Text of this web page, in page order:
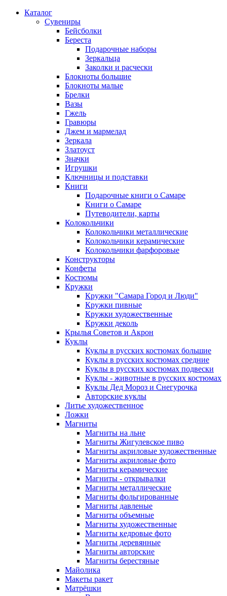
Каталог
Сувениры
Бейсболки
Береста
Подарочные наборы
Зеркальца
Заколки и расчески
Блокноты большие
Блокноты малые
Брелки
Вазы
Гжель
Гравюры
Джем и мармелад
Зеркала
Златоуст
Значки
Игрушки
Ключницы и подставки
Книги
Подарочные книги о Самаре
Книги о Самаре
Путеводители, карты
Колокольчики
Колокольчики металлические
Колокольчики керамические
Колокольчики фарфоровые
Конструкторы
Конфеты
Костюмы
Кружки
Кружки "Самара Город и Люди"
Кружки пивные
Кружки художественные
Кружки деколь
Крылья Советов и Акрон
Куклы
Куклы в русских костюмах большие
Куклы в русских костюмах средние
Куклы в русских костюмах подвески
Куклы - животные в русских костюмах
Куклы Дед Мороз и Снегурочка
Авторские куклы
Литье художественное
Ложки
Магниты
Магниты на льне
Магниты Жигулевское пиво
Магниты акриловые художественные
Магниты акриловые фото
Магниты керамические
Магниты - открывалки
Магниты металлические
Магниты фольгированные
Магниты давленые
Магниты объемные
Магниты художественные
Магниты кедровые фото
Магниты деревянные
Магниты авторские
Магниты берестяные
Майолика
Макеты ракет
Матрёшки